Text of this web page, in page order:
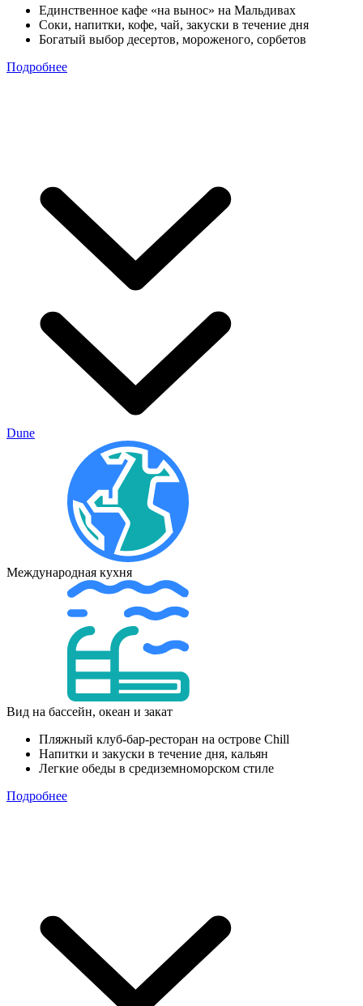
Единственное кафе «на вынос» на Мальдивах
Соки, напитки, кофе, чай, закуски в течение дня
Богатый выбор десертов, мороженого, сорбетов
Подробнее
Dune
Международная кухня
Вид на бассейн, океан и закат
Пляжный клуб-бар-ресторан на острове Chill
Напитки и закуски в течение дня, кальян
Легкие обеды в средиземноморском стиле
Подробнее